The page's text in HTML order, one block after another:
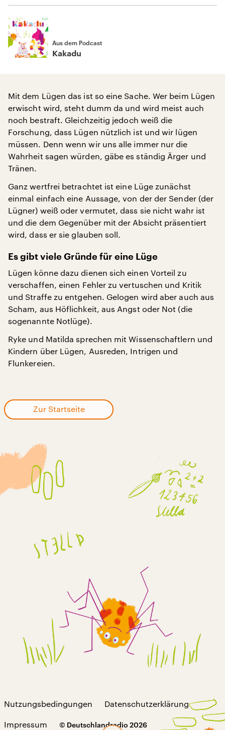
Aus dem Podcast
Kakadu
Mit dem Lügen das ist so eine Sache. Wer beim Lügen
erwischt wird, steht dumm da und wird meist auch
noch bestraft. Gleichzeitig jedoch weiß die
Forschung, dass Lügen nützlich ist und wir lügen
müssen. Denn wenn wir uns alle immer nur die
Wahrheit sagen würden, gäbe es ständig Ärger und
Tränen.
Ganz wertfrei betrachtet ist eine Lüge zunächst
einmal einfach eine Aussage, von der der Sender (der
Lügner) weiß oder vermutet, dass sie nicht wahr ist
und die dem Gegenüber mit der Absicht präsentiert
wird, dass er sie glauben soll.
Es gibt viele Gründe für eine Lüge
Lügen könne dazu dienen sich einen Vorteil zu
verschaffen, einen Fehler zu vertuschen und Kritik
und Straffe zu entgehen. Gelogen wird aber auch aus
Scham, aus Höflichkeit, aus Angst oder Not (die
sogenannte Notlüge).
Ryke und Matilda sprechen mit Wissenschaftlern und
Kindern über Lügen, Ausreden, Intrigen und
Flunkereien.
Zur Startseite
Nutzungsbedingungen Datenschutzerklärung
Impressum © Deutschlandradio 2026